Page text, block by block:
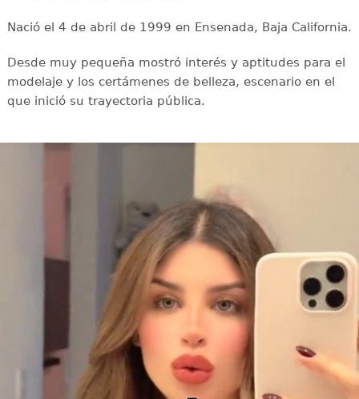
Nació el 4 de abril de 1999 en Ensenada, Baja California.
Desde muy pequeña mostró interés y aptitudes para el
modelaje y los certámenes de belleza, escenario en el
que inició su trayectoria pública.